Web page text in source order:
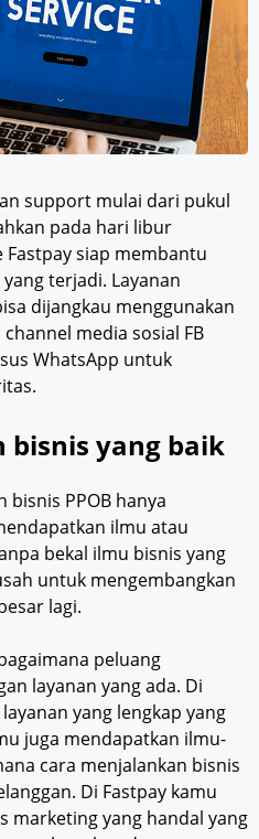
support mulai dari pukul
pada hari libur
siap membantu
terjadi. Layanan
dijangkau menggunakan
media sosial FB
WhatsApp untuk
bisnis yang baik
PPOB hanya
ilmu atau
bekal ilmu bisnis yang
untuk mengembangkan
lagi.
peluang
layanan yang ada. Di
yang lengkap yang
juga mendapatkan ilmu-
cara menjalankan bisnis
Di Fastpay kamu
marketing yang handal yang